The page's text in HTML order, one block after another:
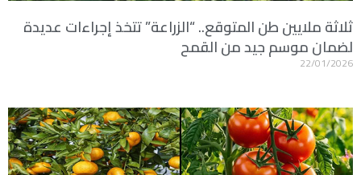
ثلاثة ملايين طن المتوقع.. “الزراعة” تتخذ إجراءات عديدة
لضمان موسم جيد من القمح
22/01/2026